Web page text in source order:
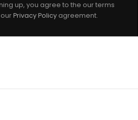
up, you agree to the our terms
ourPrivacy Policy agreement.